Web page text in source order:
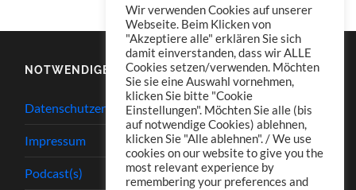
NOTWENDIGES
Datenschutzerklärung
Impressum
Podcast(s)
Wir verwenden Cookies auf unserer
Webseite. Beim Klicken von
"Akzeptiere alle" erklären Sie sich
damit einverstanden, dass wir ALLE
Cookies setzen/verwenden. Möchten
Sie sie eine Auswahl vornehmen,
klicken Sie bitte "Cookie
Einstellungen". Möchten Sie alle (bis
auf notwendige Cookies) ablehnen,
klicken Sie "Alle ablehnen". / We use
cookies on our website to give you the
most relevant experience by
remembering your preferences and